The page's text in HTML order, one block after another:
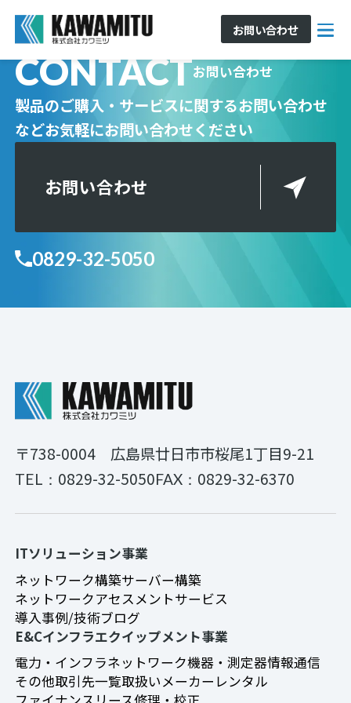
お問い合わせ
CONTACTお問い合わせ
製品のご購入・サービスに関するお問い合わせ
などお気軽にお問い合わせください
お問い合わせ
0829-32-5050
〒738-0004 広島県廿日市市桜尾1丁目9-21
TEL： 0829-32-5050FAX： 0829-32-6370
ITソリューション事業
ネットワーク構築サーバー構築
ネットワークアセスメントサービス
導入事例/技術ブログ
E&Cインフラエクイップメント事業
電力・インフラネットワーク機器・測定器情報通信
その他取引先一覧取扱いメーカー レンタル